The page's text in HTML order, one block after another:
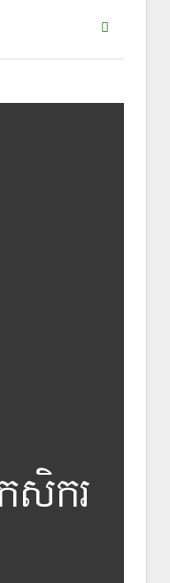
សិករ